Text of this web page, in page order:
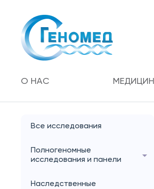
О НАС
Все исследования
Полногеномные
исследования и панели
Наследственные